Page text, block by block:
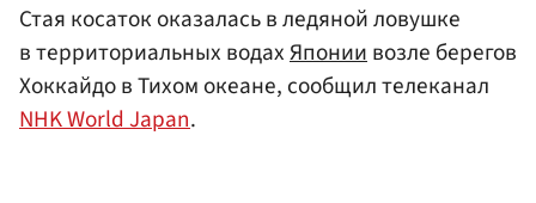
Стая косаток оказалась в ледяной ловушке
в территориальных водахЯпонии возле берегов
Хоккайдо в Тихом океане, сообщил телеканал
NHK World Japan.